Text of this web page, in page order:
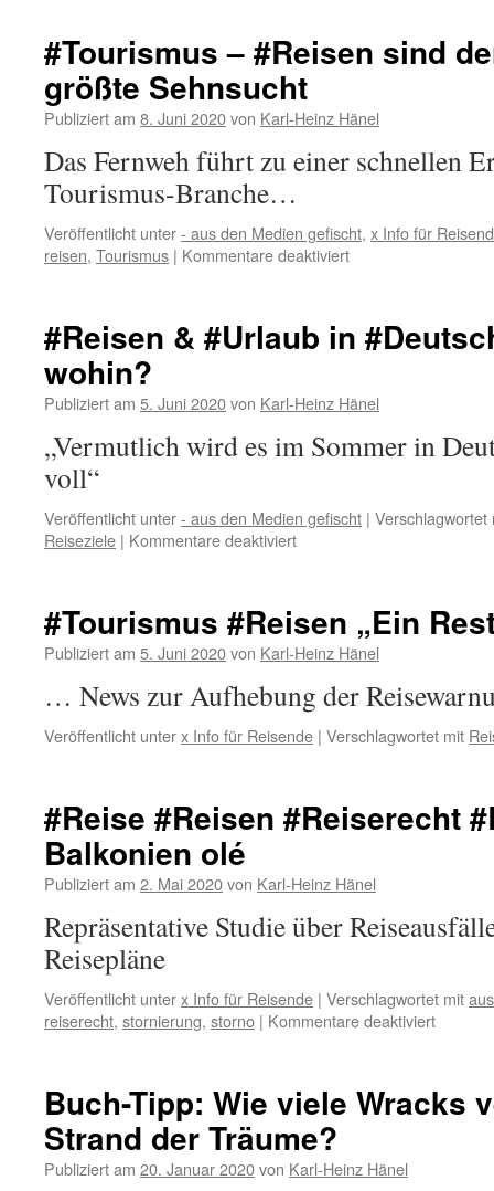
nur
in
#Deutschland
#Tourismus – #Reisen sind
größte Sehnsucht
Publiziert am 8. Juni 2020von Karl-Heinz Hänel
Das Fernweh führt zu einer schnellen
Tourismus-Branche…
Veröffentlicht unter- aus den Medien gefischt, x Info für
reisen, Tourismus | Kommentare deaktiviertfür
sind
größte
#Reisen & #Urlaub in
wohin?
Publiziert am 5. Juni 2020von Karl-Heinz Hänel
„Vermutlich wird es im Sommer in
voll“
Veröffentlicht unter- aus den Medien gefischt | Verschlagwortet
Reiseziele | Kommentare deaktiviertfür
in
#Deutschland
aber
wohin?
#Tourismus #Reisen „Ein
Publiziert am 5. Juni 2020von Karl-Heinz Hänel
… News zur Aufhebung der
Veröffentlicht unterx Info für Reisende | Verschlagwortet mit
#Reise #Reisen #Reiserecht
Balkonien olé
Publiziert am 2. Mai 2020von Karl-Heinz Hänel
Repräsentative Studie über
Reisepläne
Veröffentlicht unterx Info für Reisende | Verschlagwortet mit
reiserecht, stornierung, storno | Kommentare deaktiviertfür
Buch-Tipp: Wie viele Wracks
Strand der Träume?
Publiziert am 20. Januar 2020von Karl-Heinz Hänel